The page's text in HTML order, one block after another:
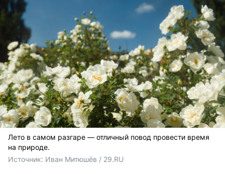
Лето в самом разгаре — отличный повод провести время
на природе.
Источник: Иван Митюшёв / 29.RU